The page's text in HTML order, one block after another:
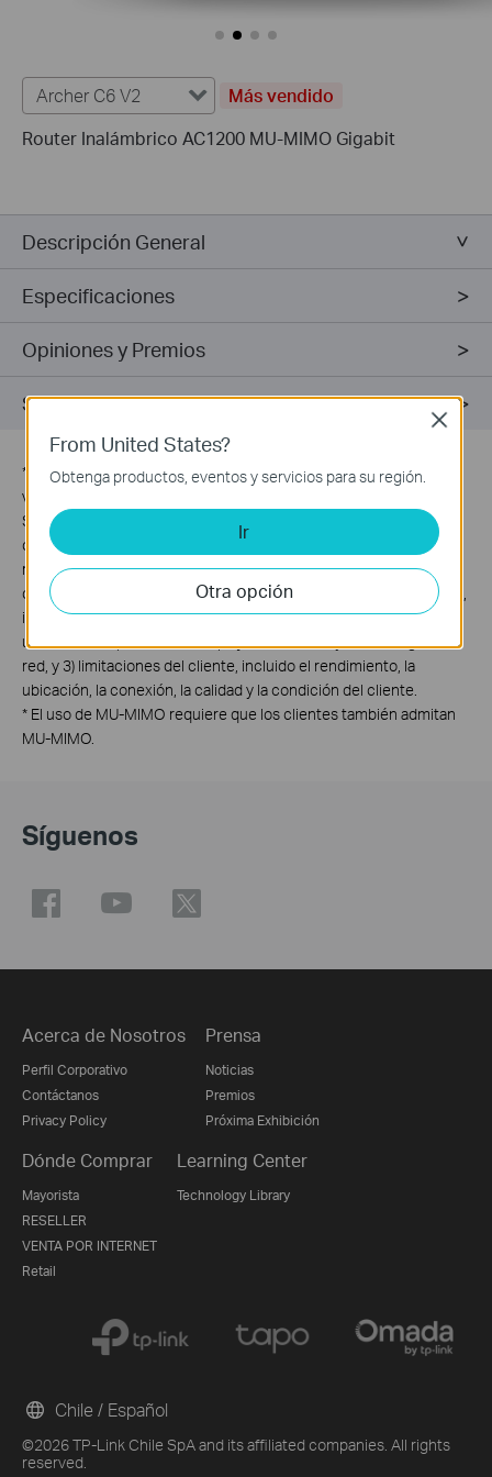
Archer C6 V2
Más vendido
Router Inalámbrico AC1200 MU-MIMO Gigabit
Descripción General
Especificaciones
Opiniones y Premios
Soporte
*
Las velocidades máximas de señal inalámbrica son las
velocidades físicas derivadas de las especificaciones IEEE
Standard 802.11. El rendimiento real de datos inalámbricos y la
cobertura inalámbrica no están garantizados y variarán como
resultado de 1) factores ambientales, incluidos materiales de
construcción, objetos físicos y obstáculos, 2) condiciones de red,
incluidas interferencias locales, volumen y densidad de tráfico,
ubicación del producto, complejidad de la red y sobrecarga de la
red, y 3) limitaciones del cliente, incluido el rendimiento, la
ubicación, la conexión, la calidad y la condición del cliente.
* El uso de MU-MIMO requiere que los clientes también admitan
MU-MIMO.
Síguenos
Acerca de Nosotros
Perfil Corporativo
Contáctanos
Privacy Policy
Prensa
Noticias
Premios
Próxima Exhibición
Dónde Comprar
Mayorista
RESELLER
VENTA POR INTERNET
Retail
Learning Center
Technology Library
©2026 TP-Link Chile SpA and its affiliated companies. All rights
reserved.
Chile / Español
From United States?
Obtenga productos, eventos y servicios para su región.
Ir
Otra opción
Close